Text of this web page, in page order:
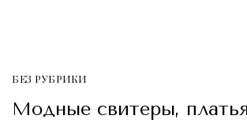
БЕЗ РУБРИКИ
Модные свитеры,